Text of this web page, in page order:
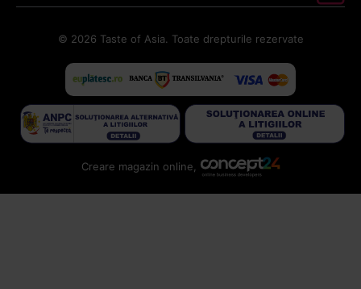
© 2026 Taste of Asia. Toate drepturile rezervate
Creare magazin online,